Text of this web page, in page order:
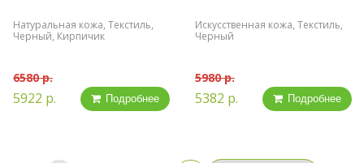
Натуральная кожа, Текстиль,
Черный, Кирпичик
6580 р.
5922 р. Подробнее
Искусственная кожа, Текстиль,
Черный
5980 р.
5382 р. Подробнее